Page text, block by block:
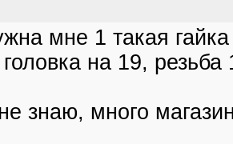
мне 1 такая
на 19, резьба
не знаю, много